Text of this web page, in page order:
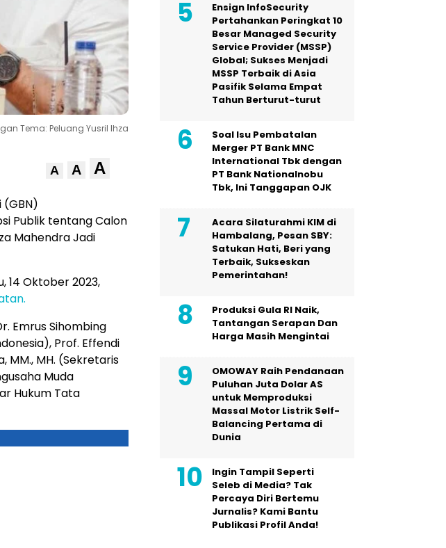
Tema: Peluang Yusril Ihza
A A A
(GBN)
Publik tentang Calon
Mahendra Jadi
14 Oktober 2023,
Emrus Sihombing
Prof. Effendi
MM., MH. (Sekretaris
Muda
Hukum Tata
Ensign InfoSecurity
Pertahankan Peringkat 10
Besar Managed Security
Service Provider (MSSP)
Global; Sukses Menjadi
MSSP Terbaik di Asia
Pasifik Selama Empat
Tahun Berturut-turut
Soal Isu Pembatalan
Merger PT Bank MNC
International Tbk dengan
PT Bank Nationalnobu
Tbk, Ini Tanggapan OJK
Acara Silaturahmi KIM di
Hambalang, Pesan SBY:
Satukan Hati, Beri yang
Terbaik, Sukseskan
Pemerintahan!
Produksi Gula RI Naik,
Tantangan Serapan Dan
Harga Masih Mengintai
OMOWAY Raih Pendanaan
Puluhan Juta Dolar AS
untuk Memproduksi
Massal Motor Listrik Self-
Balancing Pertama di
Dunia
Ingin Tampil Seperti
Seleb di Media? Tak
Percaya Diri Bertemu
Jurnalis? Kami Bantu
Publikasi Profil Anda!